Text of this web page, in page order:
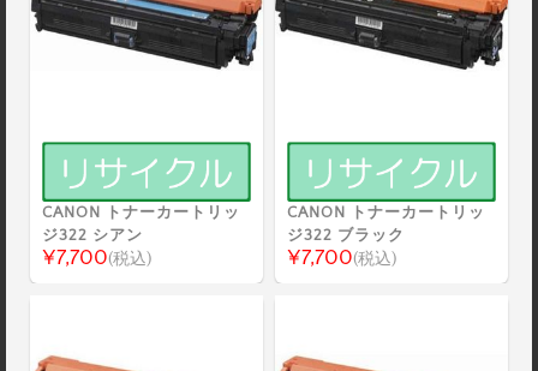
CANON トナーカートリッ
ジ322 シアン
¥7,700(税込)
CANON トナーカートリッ
ジ322 ブラック
¥7,700(税込)